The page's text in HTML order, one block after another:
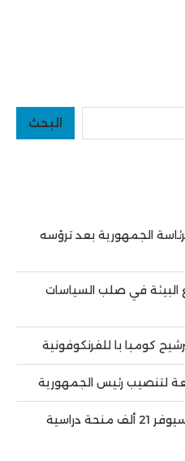
البحث
الجمهورية بعد ترؤسه
البيئة في صلب السياسات
كومبا با للفرنكوفونية
لتنصيب رئيس الجمهورية
بنت الداه: مشروع تمكين المرأة سيوفر 21 ألف منحة دراسية